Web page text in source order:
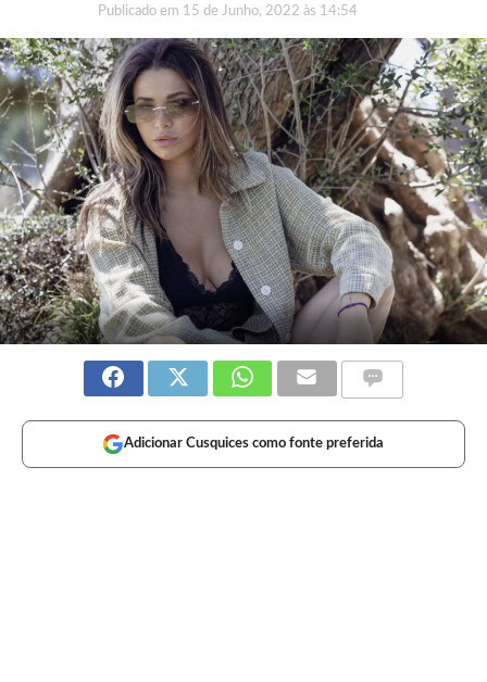
Publicado em 15 de Junho, 2022 às 14:54
Adicionar Cusquices como fonte preferida